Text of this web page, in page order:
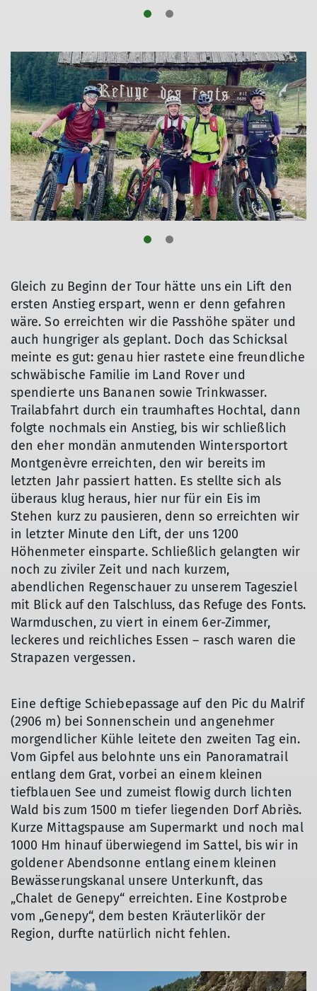
© DAV Würzburg/Wolfgang Schirm
© DAV Würzburg/Wolfgang Schirm
Gleich zu Beginn der Tour hätte uns ein Lift den
ersten Anstieg erspart, wenn er denn gefahren
wäre. So erreichten wir die Passhöhe später und
auch hungriger als geplant. Doch das Schicksal
meinte es gut: genau hier rastete eine freundliche
schwäbische Familie im Land Rover und
spendierte uns Bananen sowie Trinkwasser.
Trailabfahrt durch ein traumhaftes Hochtal, dann
folgte nochmals ein Anstieg, bis wir schließlich
den eher mondän anmutenden Wintersportort
Montgenèvre erreichten, den wir bereits im
letzten Jahr passiert hatten. Es stellte sich als
überaus klug heraus, hier nur für ein Eis im
Stehen kurz zu pausieren, denn so erreichten wir
in letzter Minute den Lift, der uns 1200
Höhenmeter einsparte. Schließlich gelangten wir
noch zu ziviler Zeit und nach kurzem,
abendlichen Regenschauer zu unserem Tagesziel
mit Blick auf den Talschluss, das Refuge des Fonts.
Warmduschen, zu viert in einem 6er-Zimmer,
leckeres und reichliches Essen – rasch waren die
Strapazen vergessen.
Eine deftige Schiebepassage auf den Pic du Malrif
(2906 m) bei Sonnenschein und angenehmer
morgendlicher Kühle leitete den zweiten Tag ein.
Vom Gipfel aus belohnte uns ein Panoramatrail
entlang dem Grat, vorbei an einem kleinen
tiefblauen See und zumeist flowig durch lichten
Wald bis zum 1500 m tiefer liegenden Dorf Abriès.
Kurze Mittagspause am Supermarkt und noch mal
1000 Hm hinauf überwiegend im Sattel, bis wir in
goldener Abendsonne entlang einem kleinen
Bewässerungskanal unsere Unterkunft, das
„Chalet de Genepy“ erreichten. Eine Kostprobe
vom „Genepy“, dem besten Kräuterlikör der
Region, durfte natürlich nicht fehlen.
© DAV Würzburg/Wolfgang Schirm
© DAV Würzburg/Wolfgang Schirm
© DAV Würzburg/Wolfgang Schirm
© DAV Würzburg/Wolfgang Schirm
© DAV Würzburg/Wolfgang Schirm
© DAV Würzburg/Wolfgang Schirm
© DAV Würzburg/Wolfgang Schirm